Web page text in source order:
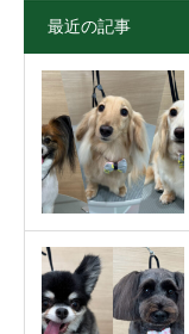
最近の記事